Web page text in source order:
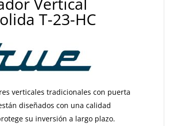
T-23-HC
verticales tradicionales con puerta
diseñados con una calidad
su inversión a largo plazo.